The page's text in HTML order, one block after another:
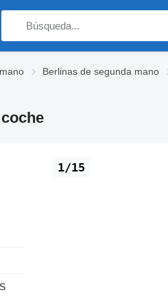
Berlinas de segunda mano
1/15